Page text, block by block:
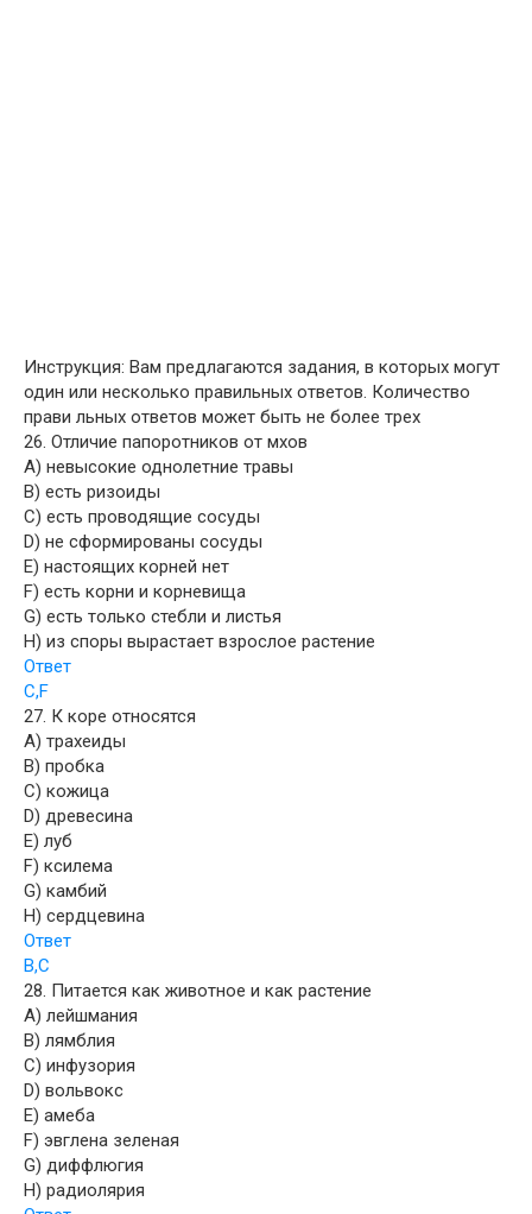
Инструкция: Вам предлагаются задания, в которых могут
один или несколько правильных ответов. Количество
прави льных ответов может быть не более трех
26. Отличие папоротников от мхов
A) невысокие однолетние травы
B) есть ризоиды
C) есть проводящие сосуды
D) не сформированы сосуды
E) настоящих корней нет
F) есть корни и корневища
G) есть только стебли и листья
H) из споры вырастает взрослое растение
Ответ
C,F
27. К коре относятся
A) трахеиды
B) пробка
C) кожица
D) древесина
E) луб
F) ксилема
G) камбий
H) сердцевина
Ответ
B,C
28. Питается как животное и как растение
A) лейшмания
B) лямблия
C) инфузория
D) вольвокс
E) амеба
F) эвглена зеленая
G) диффлюгия
H) радиолярия